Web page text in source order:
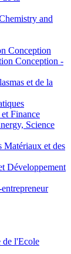
and
Conception
Conception -
et de la
Finance
Science
Matériaux et des
Développement
de l'Ecole